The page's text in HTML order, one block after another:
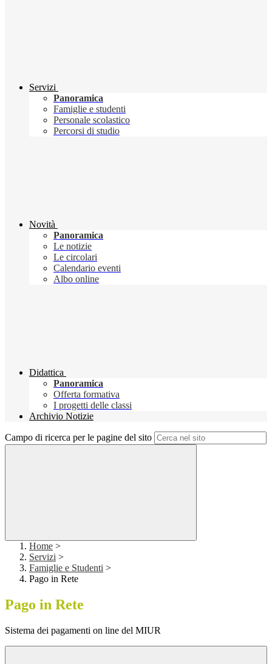
Servizi
Panoramica
Famiglie e studenti
Personale scolastico
Percorsi di studio
Novità
Panoramica
Le notizie
Le circolari
Calendario eventi
Albo online
Didattica
Panoramica
Offerta formativa
I progetti delle classi
Archivio Notizie
Campo di ricerca per le pagine del sito
Home >
Servizi >
Famiglie e Studenti >
Pago in Rete
Pago in Rete
Sistema dei pagamenti on line del MIUR